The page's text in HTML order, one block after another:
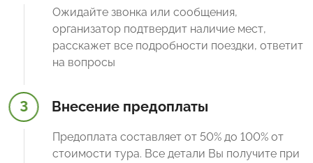
Ожидайте звонка или сообщения,
организатор подтвердит наличие мест,
расскажет все подробности поездки, ответит
на вопросы
3 Внесение предоплаты
Предоплата составляет от 50% до 100% от
стоимости тура. Все детали Вы получите при